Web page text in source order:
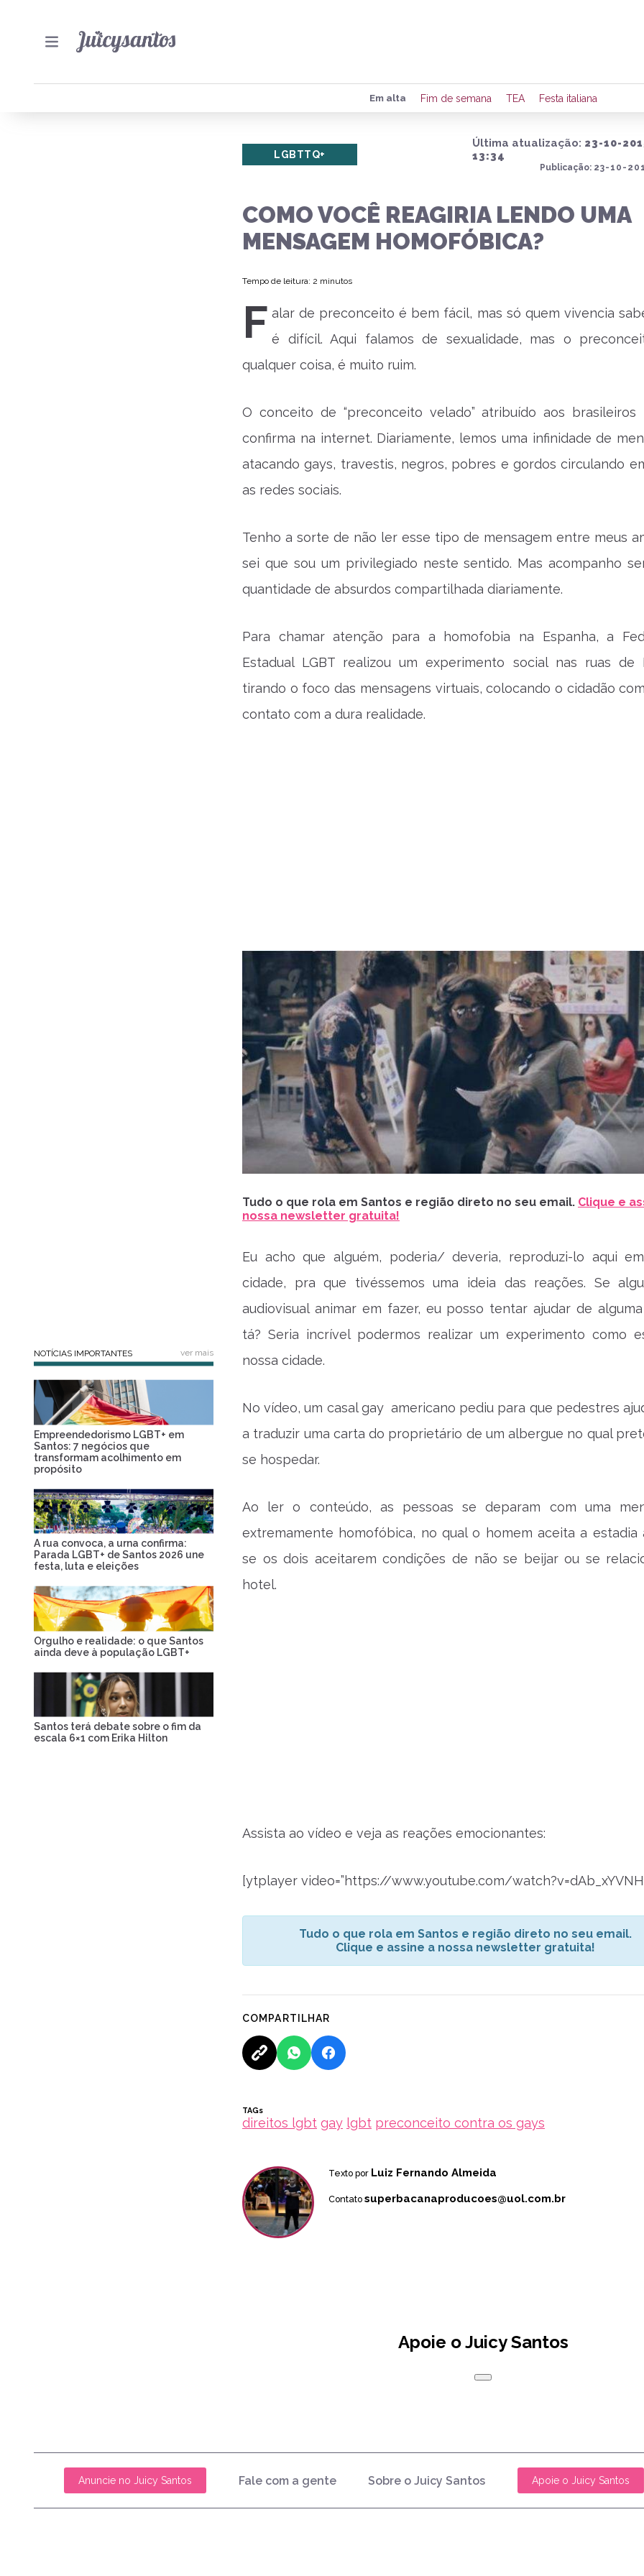
Preencha seus dados para
de eventos e notícias da região.
Em alta Fim de semana TEA Festa italiana
Última atualização: 23-10-
13:34
Publicação: 23-10-
LGBTTQ+
COMO VOCÊ REAGIRIA LENDO UMA
MENSAGEM HOMOFÓBICA?
Tempo de leitura: 2 minutos
F alar de preconceito é bem fácil, mas só quem vivencia
é difícil. Aqui falamos de sexualidade, mas o
qualquer coisa, é muito ruim.
O conceito de “preconceito velado” atribuído aos brasileiros
confirma na internet. Diariamente, lemos uma infinidade de
atacando gays, travestis, negros, pobres e gordos circulando
as redes sociais.
Tenho a sorte de não ler esse tipo de mensagem entre meus
sei que sou um privilegiado neste sentido. Mas acompanho
quantidade de absurdos compartilhada diariamente.
Para chamar atenção para a homofobia na Espanha, a
Estadual LGBT realizou um experimento social nas ruas de
tirando o foco das mensagens virtuais, colocando o cidadão
contato com a dura realidade.
Tudo o que rola em Santos e região direto no seu email. Clique e
nossa newsletter gratuita!
Eu acho que alguém, poderia/ deveria, reproduzi-lo aqui
cidade, pra que tivéssemos uma ideia das reações. Se
audiovisual animar em fazer, eu posso tentar ajudar de
tá? Seria incrível podermos realizar um experimento como
nossa cidade.
No vídeo, um casal gay americano pediu para que pedestres
a traduzir uma carta do proprietário de um albergue no qual
se hospedar.
Ao ler o conteúdo, as pessoas se deparam com uma
extremamente homofóbica, no qual o homem aceita a estadia
se os dois aceitarem condições de não se beijar ou se
hotel.
Assista ao vídeo e veja as reações emocionantes:
[ytplayer video=”https://www.youtube.com/
Tudo o que rola em Santos e região direto no seu email.
Clique e assine a nossa newsletter gratuita!
COMPARTILHAR
TAGs
direitos lgbt gay lgbt preconceito contra os gays
Texto por Luiz Fernando Almeida
Contato superbacanaproducoes@uol.com.br
NOTÍCIAS IMPORTANTES ver mais
Empreendedorismo LGBT+ em
Santos: 7 negócios que
transformam acolhimento em
propósito
A rua convoca, a urna confirma:
Parada LGBT+ de Santos 2026 une
festa, luta e eleições
Orgulho e realidade: o que Santos
ainda deve à população LGBT+
Santos terá debate sobre o fim da
escala 6×1 com Erika Hilton
Apoie o Juicy Santos
Anuncie no Juicy Santos Fale com a gente Sobre o Juicy Santos Apoie o Juicy Santos